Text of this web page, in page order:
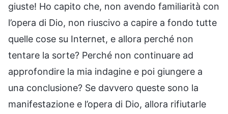
giuste! Ho capito che, non avendo familiarità con
l’opera di Dio, non riuscivo a capire a fondo tutte
quelle cose su Internet, e allora perché non
tentare la sorte? Perché non continuare ad
approfondire la mia indagine e poi giungere a
una conclusione? Se davvero queste sono la
manifestazione e l’opera di Dio, allora rifiutarle